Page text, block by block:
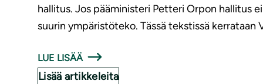
hallitus. Jos pääministeri Petteri Orpon hallitus
suurin ympäristöteko. Tässä tekstissä
LUE LISÄÄ
Lisää artikkeleita